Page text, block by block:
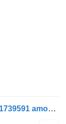
Volvo FH4 FH5 kamyon için 23111320 21739591 amortisör